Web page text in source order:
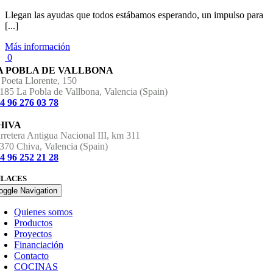
Llegan las ayudas que todos estábamos esperando, un impulso para
[...]
Más información
0
POBLA DE VALLBONA
Llorente, 150
La Pobla de Vallbona, Valencia (Spain)
96 276 03 78
Antigua Nacional III, km 311
Chiva, Valencia (Spain)
96 252 21 28
Navigation
Quienes somos
Productos
Proyectos
Financiación
Contacto
COCINAS